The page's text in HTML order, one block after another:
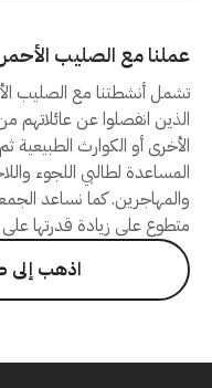
عملنا مع الصليب الأحمر
تشمل أنشطتنا مع الصليب
الذين انفصلوا عن عائلاتهم
الأخرى أو الكوارث
المساعدة لطالبي اللجوء
متطوع على زيادة قدرتها على
اذهب إلى